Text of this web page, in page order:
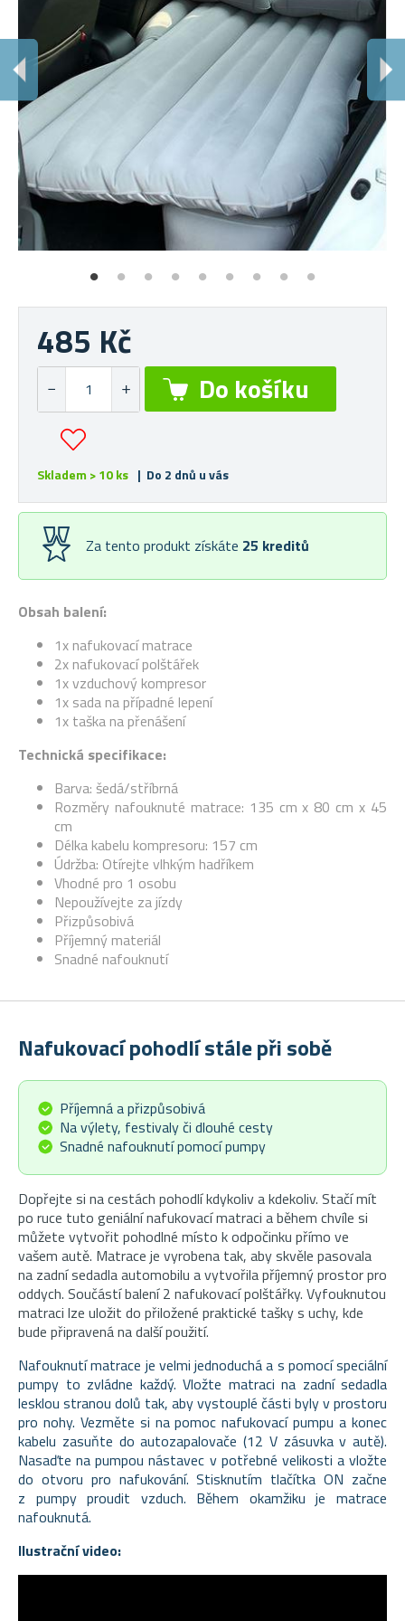
Obsah balení:
1x nafukovací matrace
2x nafukovací polštářek
1x vzduchový kompresor
1x sada na případné lepení
1x taška na přenášení
Technická specifikace:
Barva: šedá/stříbrná
Rozměry nafouknuté matrace: 135 cm x 80 cm x 45
cm
Délka kabelu kompresoru: 157 cm
Údržba: Otírejte vlhkým hadříkem
Vhodné pro 1 osobu
Nepoužívejte za jízdy
Přizpůsobivá
Příjemný materiál
Snadné nafouknutí
485 Kč
Skladem > 10 ks | Do 2 dnů u vás
Za tento produkt získáte 25 kreditů
Nafukovací pohodlí stále při sobě
Příjemná a přizpůsobivá
Na výlety, festivaly či dlouhé cesty
Snadné nafouknutí pomocí pumpy
Dopřejte si na cestách pohodlí kdykoliv a kdekoliv. Stačí mít
po ruce tuto geniální nafukovací matraci a během chvíle si
můžete vytvořit pohodlné místo k odpočinku přímo ve
vašem autě. Matrace je vyrobena tak, aby skvěle pasovala
na zadní sedadla automobilu a vytvořila příjemný prostor pro
oddych. Součástí balení 2 nafukovací polštářky. Vyfouknutou
matraci lze uložit do přiložené praktické tašky s uchy, kde
bude připravená na další použití.
Nafouknutí matrace je velmi jednoduchá a s pomocí speciální
pumpy to zvládne každý. Vložte matraci na zadní sedadla
lesklou stranou dolů tak, aby vystouplé části byly v prostoru
pro nohy. Vezměte si na pomoc nafukovací pumpu a konec
kabelu zasuňte do autozapalovače (12 V zásuvka v autě).
Nasaďte na pumpou nástavec v potřebné velikosti a vložte
do otvoru pro nafukování. Stisknutím tlačítka ON začne
z pumpy proudit vzduch. Během okamžiku je matrace
nafouknutá.
Ilustrační video: